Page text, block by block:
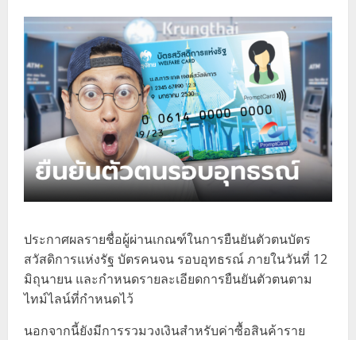
ประกาศผลรายชื่อผู้ผ่านเกณฑ์ในการยืนยันตัวตนบัตร
สวัสดิการแห่งรัฐ บัตรคนจน รอบอุทธรณ์ ภายในวันที่ 12
มิถุนายน และกำหนดรายละเอียดการยืนยันตัวตนตาม
ไทม์ไลน์ที่กำหนดไว้
นอกจากนี้ยังมีการรวมวงเงินสำหรับค่าซื้อสินค้าราย